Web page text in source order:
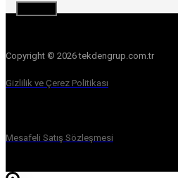
Copyright © 2026 tekdengrup.com.tr
Gizlilik ve Çerez Politikası
Mesafeli Satış Sözleşmesi